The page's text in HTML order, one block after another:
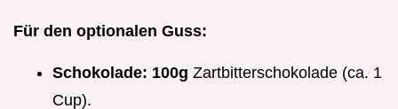
Für den optionalen Guss:
Schokolade: 100g Zartbitterschokolade (ca. 1
Cup).